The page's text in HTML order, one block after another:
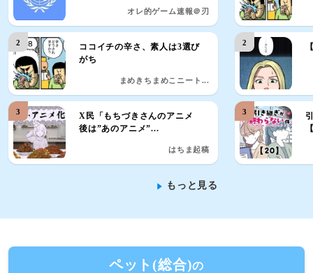
オレ的ゲーム速報＠刃
2
ココイチの辛さ、素人は3選び
がち
まめきちまめこニート...
3
X民「もちづきさんのアニメ
後は”あのアニメ”...
はちま起稿
もっと見る
2
3
ペット(総合)の